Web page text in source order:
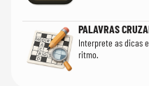
PALAVRAS
Interprete as dicas
ritmo.